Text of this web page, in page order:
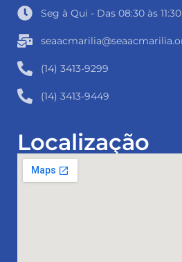
Seg à Qui - Das 08:30 às
(14) 3413-9299
(14) 3413-9449
Localização